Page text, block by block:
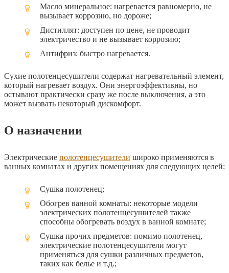
Масло минеральное: нагревается равномерно, не
вызывает коррозию, но дороже;
Дистиллят: доступен по цене, не проводит
электричество и не вызывает коррозию;
Антифриз: быстро нагревается.
Сухие полотенцесушители содержат нагревательный элемент,
который нагревает воздух. Они энергоэффективны, но
остывают практически сразу же после выключения, а это
может вызвать некоторый дискомфорт.
О назначении
Электрические полотенцесушители широко применяются в
ванных комнатах и других помещениях для следующих целей:
Сушка полотенец;
Обогрев ванной комнаты: некоторые модели
электрических полотенцесушителей также
способны обогревать воздух в ванной комнате;
Сушка прочих предметов: помимо полотенец,
электрические полотенцесушители могут
применяться для сушки различных предметов,
таких как белье и т.д.;